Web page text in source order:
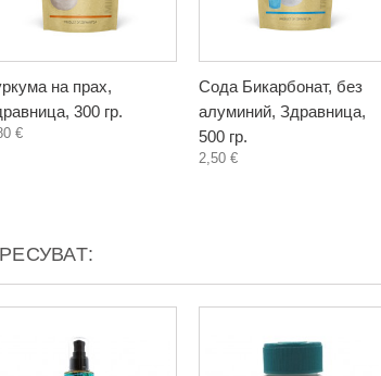
на прах,
300 гр.
€
Сода Бикарбонат, без
алуминий, Здравница,
500 гр.
2,50 €